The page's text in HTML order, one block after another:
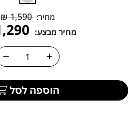
מחיר: 1,590
₪
מחיר מבצע:
הוספה לסל